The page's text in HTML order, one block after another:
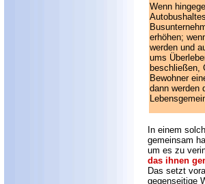
Wenn
erhöhen;
werden und
ums
beschließen,
Bewohner
dann werden
In einem
gemeinsam
um es zu
das ihnen
Das setzt
gegenseitige